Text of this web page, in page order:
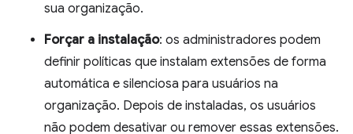
sua organização.
Forçar a instalação: os administradores podem
definir políticas que instalam extensões de forma
automática e silenciosa para usuários na
organização. Depois de instaladas, os usuários
não podem desativar ou remover essas extensões.